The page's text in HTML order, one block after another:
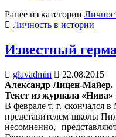
Ранее из категории
Posted
Личность в истории
Известный
glavadmin
22.08.2015
Александр Лицен-Майер.
Текст из журнала «Нива»
В феврале т. г. скончался
представителем школы
несомненно,